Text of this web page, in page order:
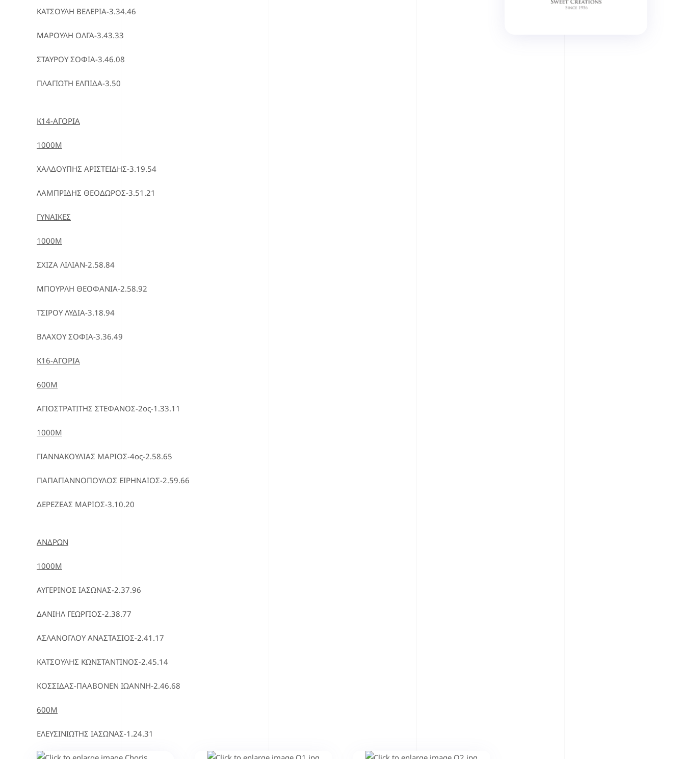
ΚΑΤΣΟΥΛΗ ΒΕΛΕΡΙΑ-3.34.46
ΜΑΡΟΥΛΗ ΟΛΓΑ-3.43.33
ΣΤΑΥΡΟΥ ΣΟΦΙA-3.46.08
ΠΛΑΓΙΩΤΗ ΕΛΠΙΔΑ-3.50
Κ14-ΑΓΟΡΙΑ
1000Μ
ΧΑΛΔΟΥΠΗΣ ΑΡΙΣΤΕΙΔΗΣ-3.19.54
ΛΑΜΠΡΙΔΗΣ ΘΕΟΔΩΡΟΣ-3.51.21
ΓΥΝΑΙΚΕΣ
1000Μ
ΣΧΙΖΑ ΛΙΛΙΑΝ-2.58.84
ΜΠΟΥΡΛΗ ΘΕΟΦΑΝΙΑ-2.58.92
ΤΣΙΡΟΥ ΛΥΔΙΑ-3.18.94
ΒΛΑΧΟΥ ΣΟΦΙΑ-3.36.49
Κ16-ΑΓΟΡΙΑ
600Μ
ΑΓΙΟΣΤΡΑΤΙΤΗΣ ΣΤΕΦΑΝΟΣ-2ος-1.33.11
1000Μ
ΓΙΑΝΝΑΚΟΥΛΙΑΣ ΜΑΡΙΟΣ-4ος-2.58.65
ΠΑΠΑΓΙΑΝΝΟΠΟΥΛΟΣ ΕΙΡΗΝΑΙΟΣ-2.59.66
ΔΕΡΕΖΕΑΣ ΜΑΡΙΟΣ-3.10.20
ΑΝΔΡΩΝ
1000Μ
ΑΥΓΕΡΙΝΟΣ ΙΑΣΩΝΑΣ-2.37.96
ΔΑΝΙΗΛ ΓΕΩΡΓΙΟΣ-2.38.77
ΑΣΛΑΝΟΓΛΟΥ ΑΝΑΣΤΑΣΙΟΣ-2.41.17
ΚΑΤΣΟΥΛΗΣ ΚΩΝΣΤΑΝΤΙΝΟΣ-2.45.14
ΚΟΣΣΙΔΑΣ-ΠΑΑΒΟΝΕΝ ΙΩΑΝΝΗ-2.46.68
600Μ
ΕΛΕΥΣΙΝΙΩΤΗΣ ΙΑΣΩΝΑΣ-1.24.31